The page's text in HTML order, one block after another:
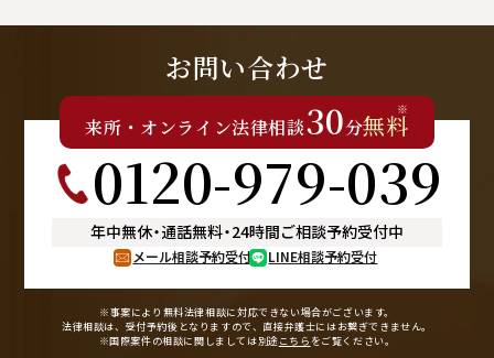
お問い合わせ
来所 ・ オンライン法律相談30分無料
※
0120-979-039
年中無休・通話無料・24時間ご相談予約受付中
メール相談予約受付 LINE相談予約受付
※事案により無料法律相談に対応できない場合がございます。
法律相談は、受付予約後となりますので、 直接弁護士にはお繋ぎできません。
※国際案件の相談に関しましては別途こちら をご覧ください。